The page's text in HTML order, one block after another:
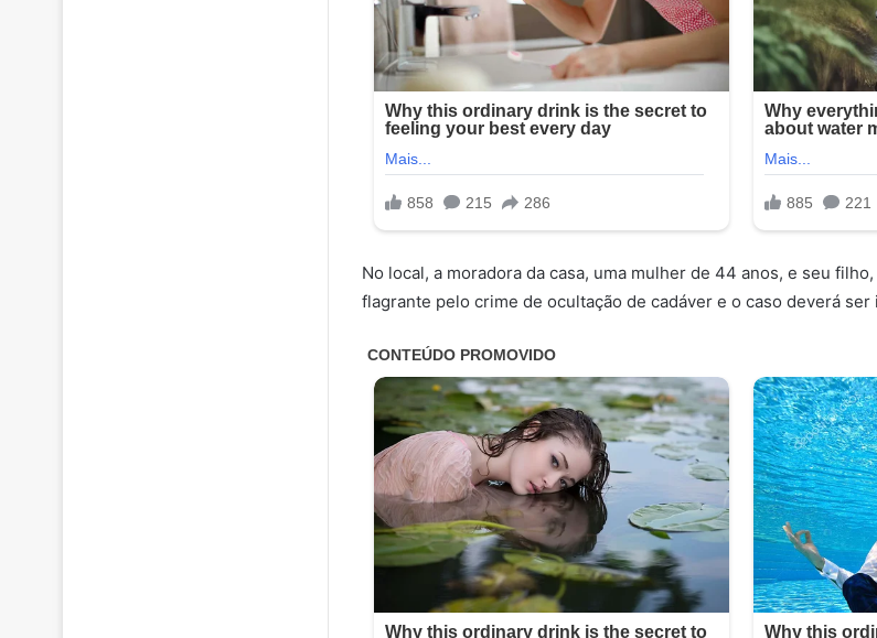
No local, a moradora da casa, uma mulher de 44 anos, e seu
flagrante pelo crime de ocultação de cadáver e o caso deverá